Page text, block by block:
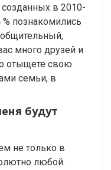
созданных в 2010-
познакомились
много друзей и
отыщете свою
семьи, в
будут
не только в
любой.